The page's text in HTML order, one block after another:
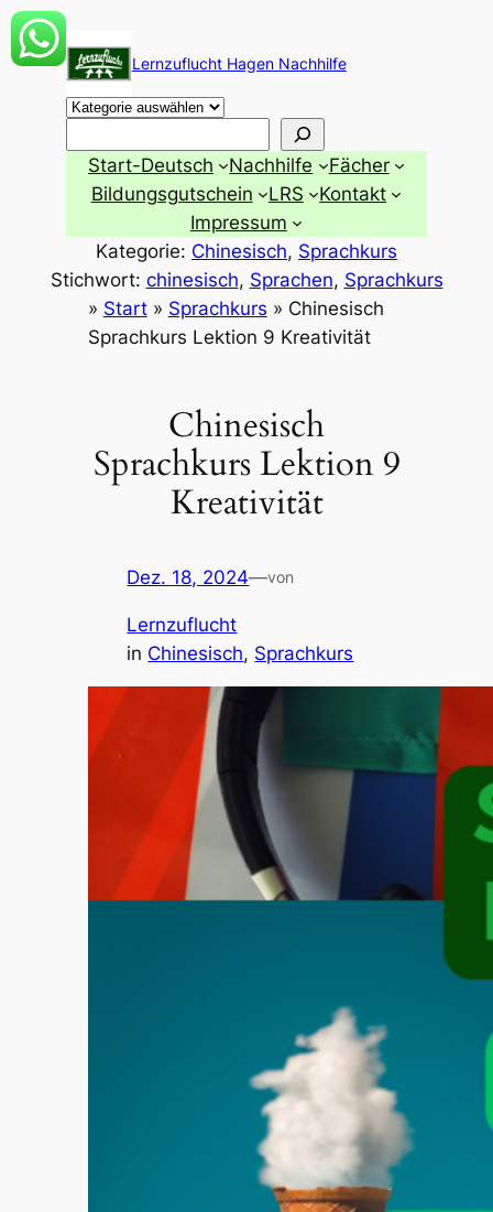
Zum
Inhalt
springen
Lernzuflucht Hagen Nachhilfe
Start-Deutsch Nachhilfe
Fächer
Bildungsgutschein
LRS
Kontakt
Impressum
Kategorie: Chinesisch, Sprachkurs
Stichwort: chinesisch, Sprachen, Sprachkurs
» Start» Sprachkurs » Chinesisch
Sprachkurs Lektion 9 Kreativität
Chinesisch
Sprachkurs Lektion 9
Kreativität
Dez. 18, 2024—von
Lernzuflucht
in Chinesisch, Sprachkurs